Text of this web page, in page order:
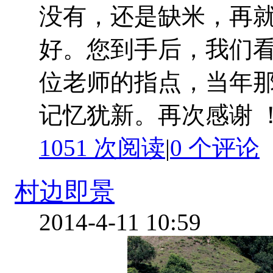
没有，还是缺米，再
好。您到手后，我们
位老师的指点，当年
记忆犹新。再次感谢
1051 次阅读|0 个评论
村边即景
2014-4-11 10:59